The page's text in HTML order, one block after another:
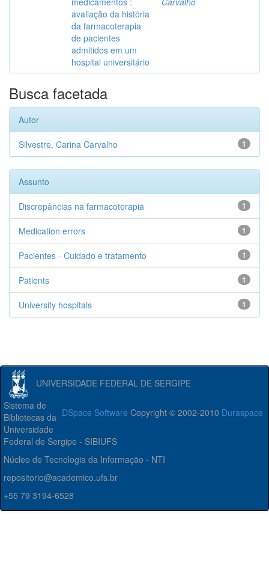
avaliação da história
da farmacoterapia
de pacientes
admitidos em um
hospital universitário
Busca facetada
Autor
1
Silvestre, Carina Carvalho
Assunto
1
Discrepâncias na farmacoterapia
1
Medication errors
1
Pacientes - Cuidado e tratamento
1
Patients
1
University hospitals
UNIVERSIDADE FEDERAL DE SERGIPE
DSpace Software Copyright © 2002-2010 Duraspace
Sistema de
Bibliotecas da
Universidade
Federal de Sergipe - SIBIUFS
Núcleo de Tecnologia da Informação - NTI
repositorio@academico.ufs.br
+55 79 3194-6528